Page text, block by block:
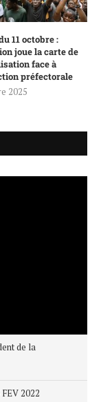
11 octobre :
joue la carte de
face à
préfectorale
2025
de la
2022